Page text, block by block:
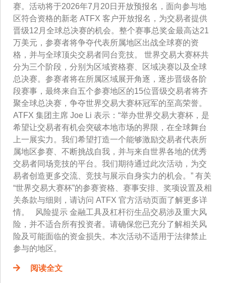
赛。活动将于2026年7月20日开放预报名，面向参与地
区符合资格的新老 ATFX 客户开放报名，为交易者提供
晋级12月全球总决赛的机会。整个赛事总奖金最高达21
万美元，参赛者将争夺代表所属地区出战全球赛的资
格，并与全球顶尖交易者同台竞技。 世界交易大赛杯共
分为三个阶段，分别为区域资格赛、区域决赛以及全球
总决赛。参赛者将在所属区域展开角逐，逐步晋级各阶
段赛事，最终来自五个参赛地区的15位晋级交易者将齐
聚全球总决赛，争夺世界交易大赛杯冠军的至高荣誉。
ATFX 集团主席 Joe Li 表示：“举办世界交易大赛杯，是
希望让交易者有机会突破本地市场的界限，在全球舞台
上一展实力。我们希望打造一个能够激励交易者代表所
属地区参赛、不断挑战自我，并与来自世界各地的优秀
交易者同场竞技的平台。我们期待通过此次活动，为交
易者创造更多交流、竞技与展示自身实力的机会。” 有关
“世界交易大赛杯”的参赛资格、赛事安排、奖项设置及相
关条款与细则，请访问 ATFX 官方活动页面了解更多详
情。 风险提示 金融工具及杠杆衍生品交易涉及重大风
险，并不适合所有投资者。请确保您已充分了解相关风
险及可能面临的资金损失。本次活动不适用于法律禁止
参与的地区。
阅读全文